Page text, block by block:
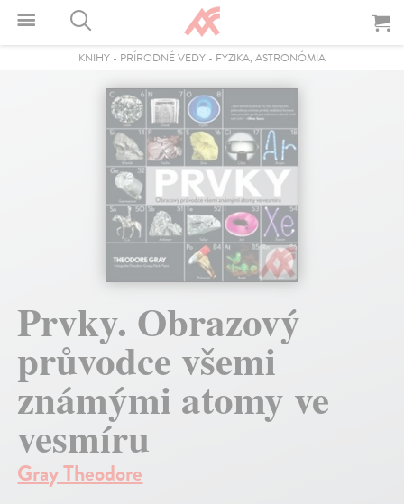
KNIHY - PRÍRODNÉ VEDY - FYZIKA, ASTRONÓMIA
Prvky. Obrazový
průvodce všemi
známými atomy ve
vesmíru
Gray Theodore